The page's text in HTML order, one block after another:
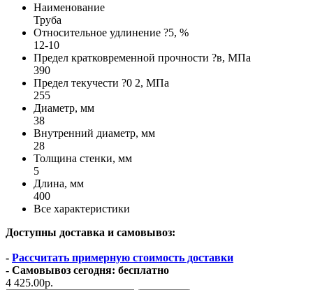
Наименование
Труба
Относительное удлинение ?5, %
12-10
Предел кратковременной прочности ?в, МПа
390
Предел текучести ?0 2, МПа
255
Диаметр, мм
38
Внутренний диаметр, мм
28
Толщина стенки, мм
5
Длина, мм
400
Все характеристики
Доступны доставка и самовывоз:
- Рассчитать примерную стоимость доставки
- Самовывоз сегодня: бесплатно
4 425.00р.